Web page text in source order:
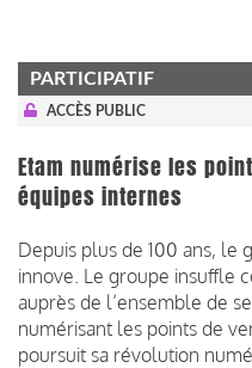
PARTICIPATIF
ACCÈS PUBLIC
Etam numérise les
équipes internes
Depuis plus de 100 ans, le
innove. Le groupe insuffle
auprès de l’ensemble de
numérisant les points de
poursuit sa révolution